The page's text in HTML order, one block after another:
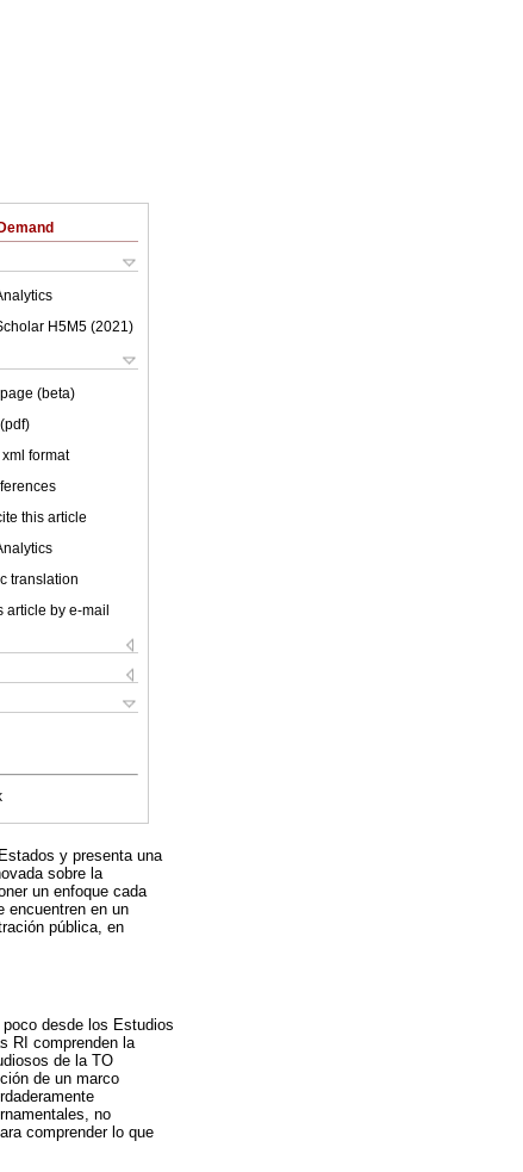
H5M5 (2021 )
(beta)
format
this article
translation
article by e-mail
y presenta una
sobre la
un enfoque cada
encuentren en un
pública, en
desde los Estudios
RI comprenden la
de la TO
de un marco
no
comprender lo que